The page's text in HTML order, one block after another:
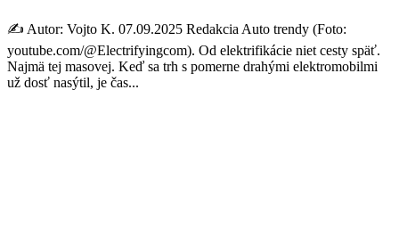
✍️ Autor: Vojto K. 07.09.2025 Redakcia Auto trendy (Foto:
youtube.com/@Electrifyingcom). Od elektrifikácie niet cesty späť.
Najmä tej masovej. Keď sa trh s pomerne drahými elektromobilmi
už dosť nasýtil, je čas...